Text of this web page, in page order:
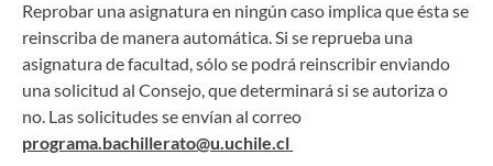
Reprobar una asignatura en ningún caso implica que ésta se
reinscriba de manera automática. Si se reprueba una
asignatura de facultad, sólo se podrá reinscribir enviando
una solicitud al Consejo, que determinará si se autoriza o
no. Las solicitudes se envían al correo
programa.bachillerato@u.uchile.cl